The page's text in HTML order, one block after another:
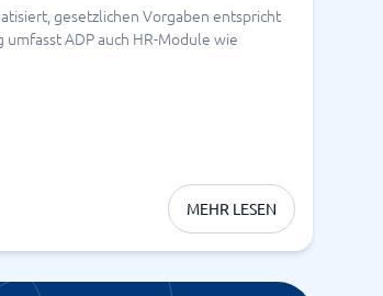
gesetzlichen Vorgaben entspricht
ADP auch HR-Module wie
MEHR LESEN